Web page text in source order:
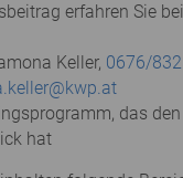
erfahren Sie
Keller, 0676/
das
hat